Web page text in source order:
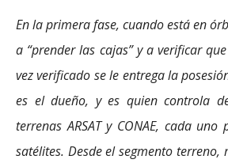
En la primera fase, cuando está en
a “prender las cajas” y a verificar
vez verificado se le entrega la
es el dueño, y es quien controla
terrenas ARSAT y CONAE, cada uno
satélites. Desde el segmento